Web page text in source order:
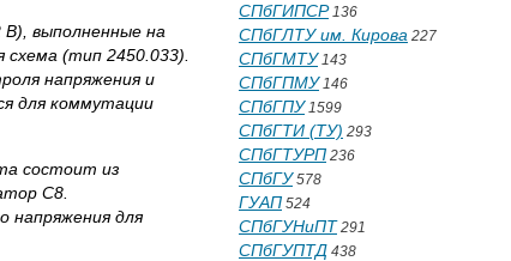
В), выполненные на
схема (тип 2450.033).
напряжения и
для коммутации
состоит из
С8.
напряжения для
СПбГИПСР136
СПбГЛТУ им. Кирова 227
СПбГМТУ143
СПбГПМУ146
СПбГПУ1599
СПбГТИ (ТУ) 293
СПбГТУРП 236
СПбГУ578
ГУАП 524
СПбГУНиПТ 291
СПбГУПТД 438